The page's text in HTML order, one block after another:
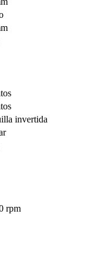
invertida
rpm